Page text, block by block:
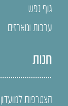
גוף נפש
ערכות ומארזים
חנות
הצטרפות למועדון